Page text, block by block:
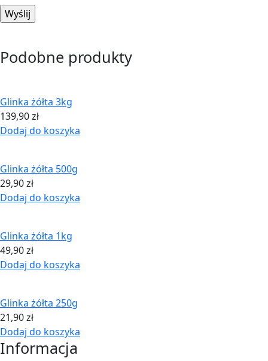
Podobne produkty
Glinka żółta 3kg
139,90zł
Dodaj do koszyka
Glinka żółta 500g
29,90zł
Dodaj do koszyka
Glinka żółta 1kg
49,90zł
Dodaj do koszyka
Glinka żółta 250g
21,90zł
Dodaj do koszyka
Informacja